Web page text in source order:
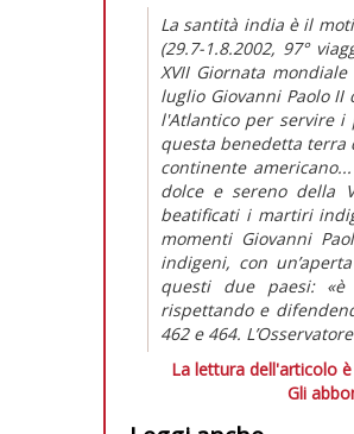
La santità india è il
(29.7-1.8.2002, 97°
XVII Giornata
luglio Giovanni Paolo
l'Atlantico per servire i
questa benedetta terra
continente
dolce e sereno della
beatificati i martiri
momenti Giovanni
indigeni, con
questi due paesi: «è
rispettando e
462 e 464.
La lettura dell'articolo
Gli